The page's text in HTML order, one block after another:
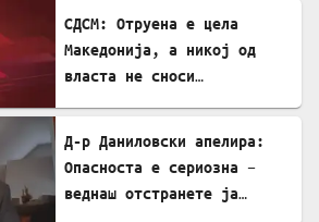
СДСМ: Отруена е цела
Македонија, а никој од
власта не сноси
Д-р Даниловски апелира:
Опасноста е сериозна –
веднаш отстранете ја